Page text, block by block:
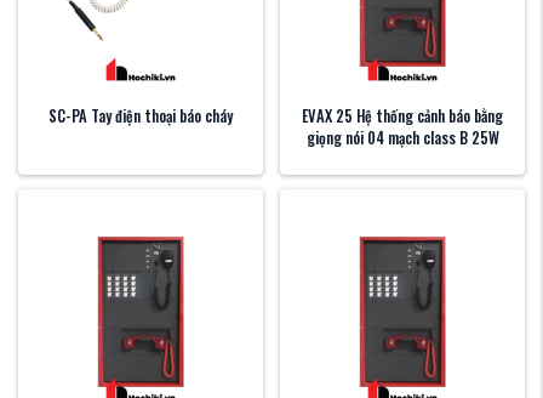
SC-PA Tay điện thoại báo cháy
EVAX 25 Hệ thống cảnh báo bằng
giọng nói 04 mạch class B 25W